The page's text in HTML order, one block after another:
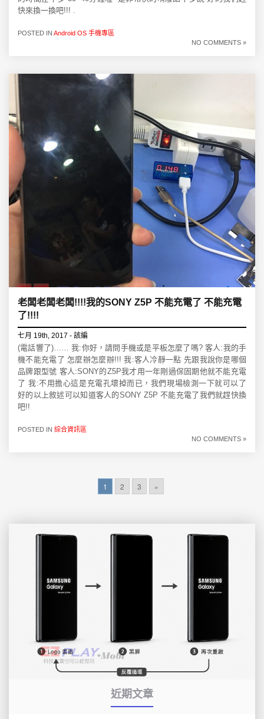
快來換一換吧!!! .
POSTED IN Android OS 手機專區
NO COMMENTS »
老闆老闆老闆!!!!我的SONY Z5P 不能充電了 不能充電
了!!!!
七月 19th, 2017 - 該編
(電話響了)…… 我:你好，請問手機或是平板怎麼了嗎? 客人:我的手
機不能充電了 怎麼辦怎麼辦!!! 我:客人冷靜一點 先跟我說你是哪個
品牌跟型號 客人:SONY的Z5P我才用一年剛過保固期他就不能充電
了 我:不用擔心這是充電孔壞掉而已，我們現場檢測一下就可以了
好的以上敘述可以知道客人的SONY Z5P 不能充電了我們就趕快換
吧!!
POSTED IN 綜合資訊區
NO COMMENTS »
1 2 3 »
近期文章